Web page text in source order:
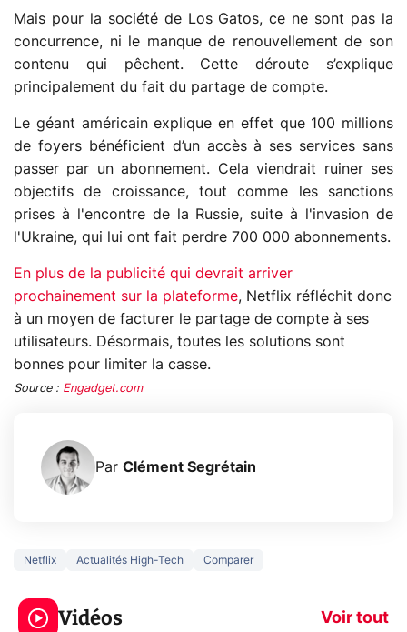
Mais pour la société de Los Gatos, ce ne sont pas la
concurrence, ni le manque de renouvellement de son
contenu qui pêchent. Cette déroute s’explique
principalement du fait du partage de compte.
Le géant américain explique en effet que 100 millions
de foyers bénéficient d’un accès à ses services sans
passer par un abonnement. Cela viendrait ruiner ses
objectifs de croissance, tout comme les sanctions
prises à l'encontre de la Russie, suite à l'invasion de
l'Ukraine, qui lui ont fait perdre 700 000 abonnements.
En plus de la publicité qui devrait arriver
prochainement sur la plateforme, Netflix réfléchit donc
à un moyen de facturer le partage de compte à ses
utilisateurs. Désormais, toutes les solutions sont
bonnes pour limiter la casse.
Source : Engadget.com
Par Clément Segrétain
Netflix Actualités High-Tech Comparer
Vidéos Voir tout
3 écrans en 1 pour
319€ ? Voici L'AOC
CQ32G4ZA !
prochaine